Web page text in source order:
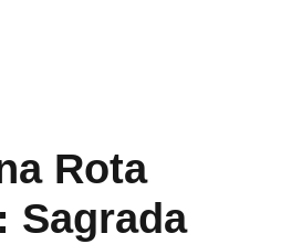
Rota
Sagrada